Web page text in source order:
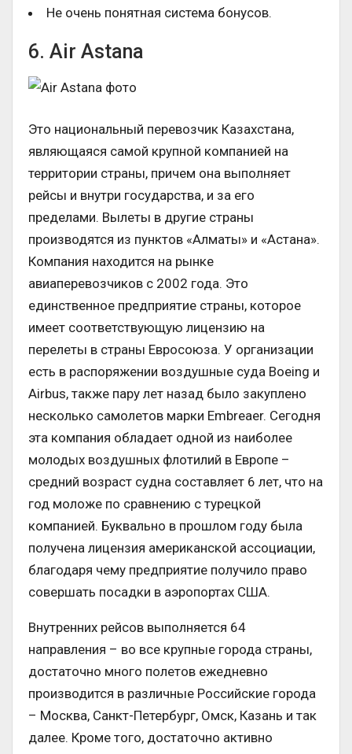
Не очень понятная система бонусов.
6. Air Astana
Это национальный перевозчик Казахстана,
являющаяся самой крупной компанией на
территории страны, причем она выполняет
рейсы и внутри государства, и за его
пределами. Вылеты в другие страны
производятся из пунктов «Алматы» и «Астана».
Компания находится на рынке
авиаперевозчиков с 2002 года. Это
единственное предприятие страны, которое
имеет соответствующую лицензию на
перелеты в страны Евросоюза. У организации
есть в распоряжении воздушные суда Boeing и
Airbus, также пару лет назад было закуплено
несколько самолетов марки Embreaer. Сегодня
эта компания обладает одной из наиболее
молодых воздушных флотилий в Европе –
средний возраст судна составляет 6 лет, что на
год моложе по сравнению с турецкой
компанией. Буквально в прошлом году была
получена лицензия американской ассоциации,
благодаря чему предприятие получило право
совершать посадки в аэропортах США.
Внутренних рейсов выполняется 64
направления – во все крупные города страны,
достаточно много полетов ежедневно
производится в различные Российские города
– Москва, Санкт-Петербург, Омск, Казань и так
далее. Кроме того, достаточно активно